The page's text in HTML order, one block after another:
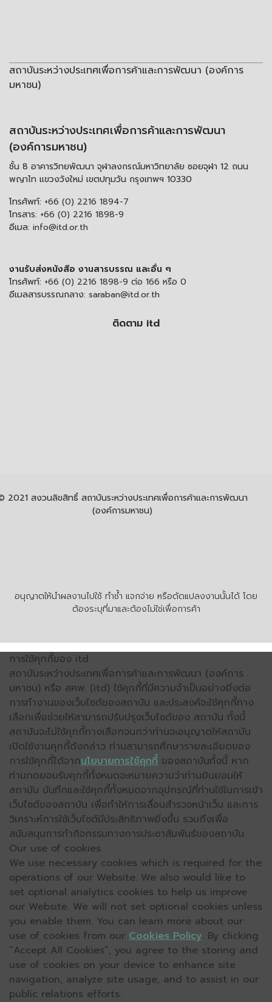
สถาบันระหว่างประเทศเพื่อการค้าและการพัฒนา (องค์การ
มหาชน)
สถาบันระหว่างประเทศเพื่อการค้าและการพัฒนา
(องค์การมหาชน)
ชั้น 8 อาคารวิทยพัฒนา จุฬาลงกรณ์มหาวิทยาลัย ซอยจุฬา 12 ถนน
พญาไท แขวงวังใหม่ เขตปทุมวัน กรุงเทพฯ 10330
โทรศัพท์: +66 (0) 2216 1894-7
โทรสาร: +66 (0) 2216 1898-9
อีเมล: info@itd.or.th
งานรับส่งหนังสือ งานสารบรรณ และอื่น ๆ
โทรศัพท์: +66 (0) 2216 1898-9 ต่อ 166 หรือ 0
อีเมลสารบรรณกลาง: saraban@itd.or.th
ติดตาม itd
อนุญาตให้นำผลงานไปใช้ ทำซ้ำ แจกจ่าย หรือดัดแปลงงานนั้นได้ โดย
ต้องระบุที่มาและต้องไม่ใช่เพื่อการค้า
2021 สงวนลิขสิทธิ์ สถาบันระหว่างประเทศเพื่อการค้าและการพัฒนา
(องค์การมหาชน)
การใช้คุกกี้ของ itd
สถาบันระหว่างประเทศเพื่อการค้าและการพัฒนา (องค์การ
มหาชน) หรือ สคพ. (itd) ใช้คุกกี้ที่มีความจำเป็นอย่างยิ่งต่อ
การทำงานของเว็บไซต์ของสถาบัน และประสงค์จะใช้คุกกี้ทาง
เลือกเพื่อช่วยให้สามารถปรับปรุงเว็บไซต์ของ สถาบัน ทั้งนี้
สถาบันจะไม่ใช้คุกกี้ทางเลือกจนกว่าท่านจะอนุญาตให้สถาบัน
เปิดใช้งานคุกกี้ดังกล่าว ท่านสามารถศึกษารายละเอียดของ
การใช้คุกกี้ได้จากนโยบายการใช้คุกกี้ ของสถาบันทั้งนี้ หาก
ท่านกดยอมรับคุกกี้ทั้งหมดจะหมายความว่าท่านยินยอมให้
สถาบัน บันทึกและใช้คุกกี้ทั้งหมดจากอุปกรณ์ที่ท่านใช้ในการเข้า
เว็บไซต์ของสถาบัน เพื่อทำให้การเลื่อนสำรวจหน้าเว็บ และการ
วิเคราะห์การใช้เว็บไซต์มีประสิทธิภาพยิ่งขึ้น รวมถึงเพื่อ
สนับสนุนการทำกิจกรรมทางการประชาสัมพันธ์ของสถาบัน
Our use of cookies
We use necessary cookies which is required for the
operations of our Website. We also would like to
set optional analytics cookies to help us improve
our Website. We will not set optional cookies unless
you enable them. You can learn more about our
use of cookies from our Cookies Policy. By clicking
“Accept All Cookies”, you agree to the storing and
use of cookies on your device to enhance site
navigation, analyze site usage, and to assist in our
public relations efforts.